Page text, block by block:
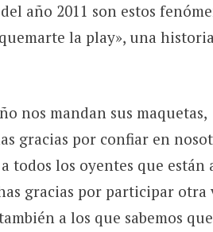
año 2011 son estos
la play», una
nos mandan sus maquetas,
gracias por confiar en
todos los oyentes que están
gracias por participar otra
a los que sabemos que